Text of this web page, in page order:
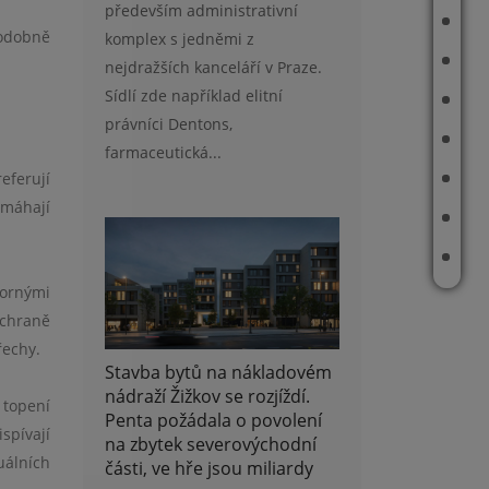
ODHAD CENY NEMOVITOSTI
REFERENCE
REALITNÍ TIPY
KONTAKT
topení
především administrativní
komplex s jedněmi z
nejdražších kanceláří v Praze.
Sídlí zde například elitní
právníci Dentons,
farmaceutická...
Stavba bytů na nákladovém
nádraží Žižkov se rozjíždí.
Penta požádala o povolení
na zbytek severovýchodní
části, ve hře jsou miliardy